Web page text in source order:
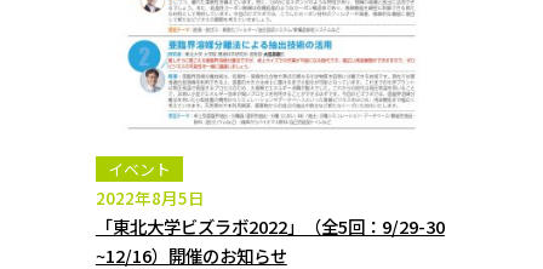
イベント
2022年8月5日
「東北大学ビズラボ2022」（全5回：9/29-30
~12/16）開催のお知らせ